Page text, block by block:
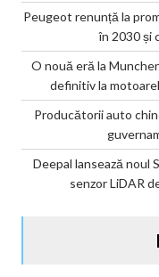
Peugeot renunță la
în 2030 și
O nouă eră la
definitiv la
Producătorii auto
Deepal lansează noul
senzor LiDAR